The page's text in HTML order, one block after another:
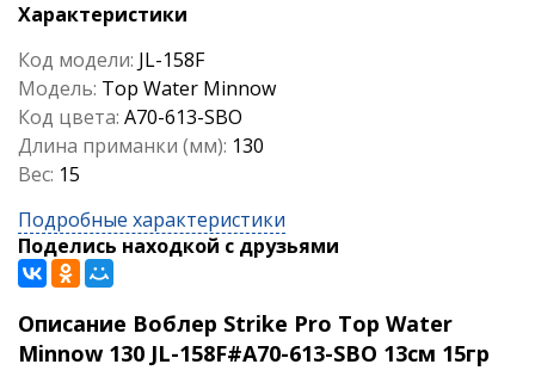
Характеристики
Код модели: JL-158F
Модель: Top Water Minnow
Код цвета: A70-613-SBO
Длина приманки (мм): 130
Вес: 15
Подробные характеристики
Поделись находкой с друзьями
Описание Воблер Strike Pro Top Water
Minnow 130 JL-158F#A70-613-SBO 13см 15гр